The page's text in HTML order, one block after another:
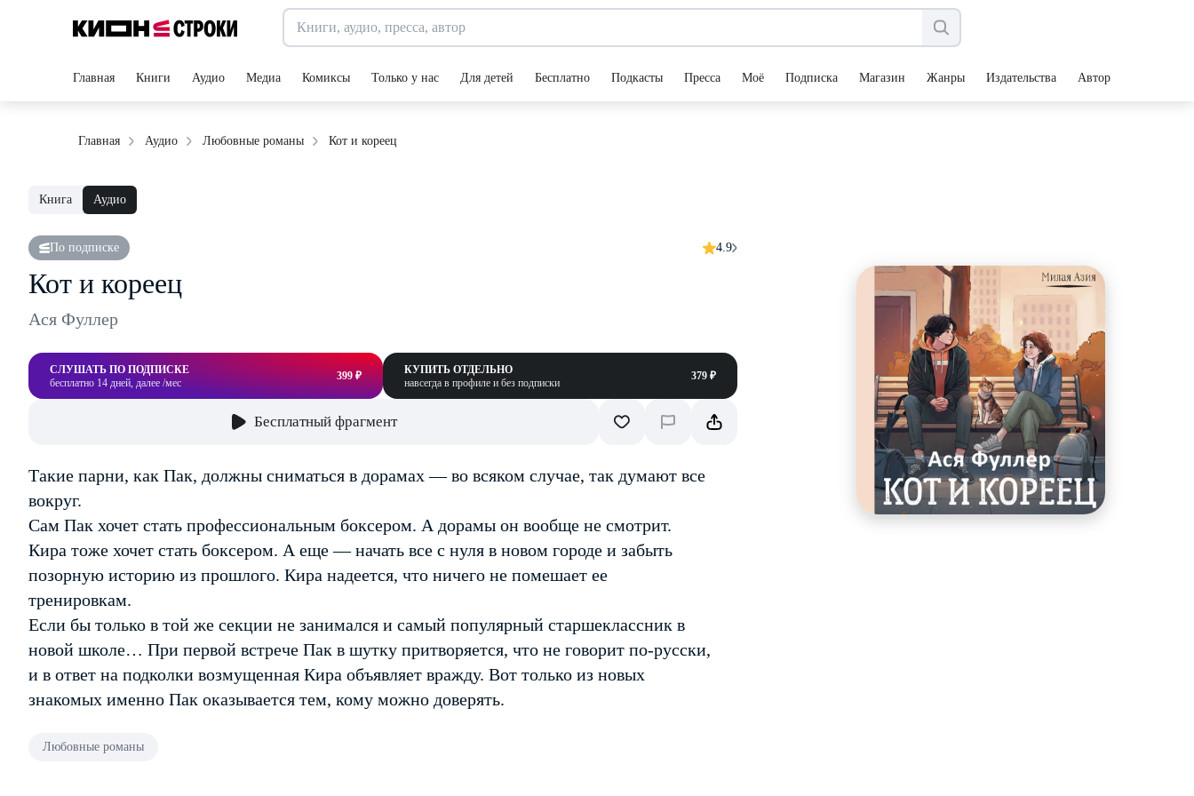
Главная Книги Аудио Медиа Комиксы Только у нас Для детей Бесплатно Подкасты Пресса Моё Подписка Магазин Жанры Издательства Авторы
Главная Аудио Любовные романы Кот и кореец
Книга Аудио
По подписке 4.9
Кот и кореец
Ася Фуллер
СЛУШАТЬ ПО ПОДПИСКЕ
бесплатно 14 дней, далее /мес
399 ₽
КУПИТЬ ОТДЕЛЬНО
навсегда в профиле и без подписки
379 ₽
Бесплатный фрагмент
Такие парни, как Пак, должны сниматься в дорамах — во всяком случае, так думают все
вокруг.
Сам Пак хочет стать профессиональным боксером. А дорамы он вообще не смотрит.
Кира тоже хочет стать боксером. А еще — начать все с нуля в новом городе и забыть
позорную историю из прошлого. Кира надеется, что ничего не помешает ее
тренировкам.
Если бы только в той же секции не занимался и самый популярный старшеклассник в
новой школе… При первой встрече Пак в шутку притворяется, что не говорит по-русски,
и в ответ на подколки возмущенная Кира объявляет вражду. Вот только из новых
знакомых именно Пак оказывается тем, кому можно доверять.
Любовные романы